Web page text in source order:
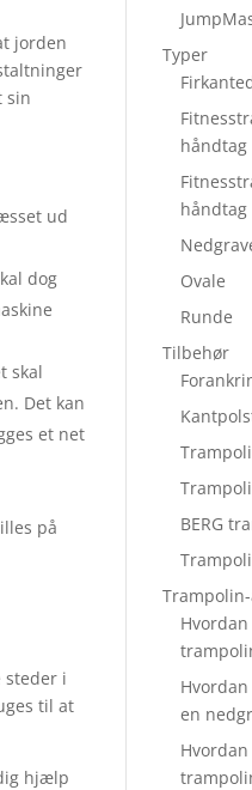
jorden
sin
ud
dog
skal
Det kan
et net
på
steder i
til at
hjælp
Typer
håndtag
håndtag
Ovale
Runde
Tilbehør
BERG
en